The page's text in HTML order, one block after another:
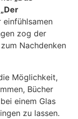
„Der
einfühlsamen
zog der
Nachdenken
Möglichkeit,
Bücher
einem Glas
zu lassen.